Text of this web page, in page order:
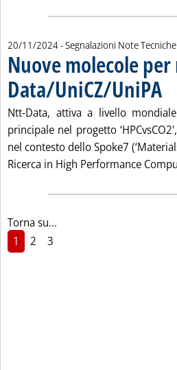
20/11/2024- Segnalazioni Note Tecniche
Nuove molecole
Data/UniCZ/UniPA .
Ntt-Data, attiva a livello
principale nel progetto
nel contesto dello Spoke7
Ricerca in High Performance
Torna su...
1
2 3